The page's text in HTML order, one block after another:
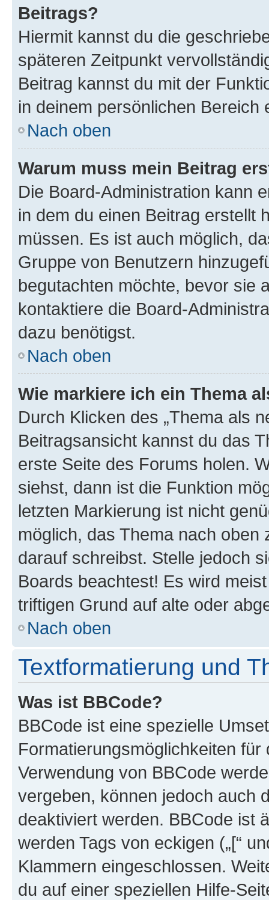
Beitrags?
Hiermit kannst du die
späteren Zeitpunkt
Beitrag kannst du mit der
in deinem persönlichen Bereich
Nach oben
Warum muss mein Beitrag
Die Board-Administration kann
in dem du einen Beitrag erstellt
müssen. Es ist auch möglich,
Gruppe von Benutzern
begutachten möchte, bevor sie
kontaktiere die Board-
dazu benötigst.
Nach oben
Wie markiere ich ein Thema
Durch Klicken des „Thema als
Beitragsansicht kannst du das
erste Seite des Forums holen.
siehst, dann ist die Funktion
letzten Markierung ist nicht
möglich, das Thema nach oben
darauf schreibst. Stelle jedoch
Boards beachtest! Es wird
triftigen Grund auf alte oder
Nach oben
Textformatierung und
Was ist BBCode?
BBCode ist eine spezielle
Formatierungsmöglichkeiten
Verwendung von BBCode
vergeben, können jedoch auch
deaktiviert werden. BBCode ist
werden Tags von eckigen („[“
Klammern eingeschlossen.
du auf einer speziellen Hilfe-